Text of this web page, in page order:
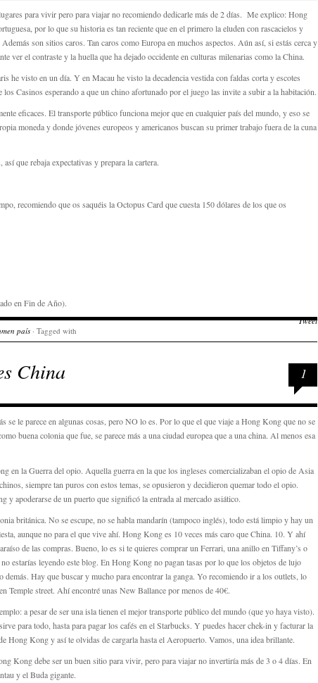
para vivir pero para viajar no recomiendo dedicarle más de 2 días. Me explico: Hong
por lo que su historia es tan reciente que en el primero la eluden con rascacielos y
son sitios caros. Tan caros como Europa en muchos aspectos. Aún así, si estás cerca y
ver el contraste y la huella que ha dejado occidente en culturas milenarias como la China.
he visto en un día. Y en Macau he visto la decadencia vestida con faldas corta y escotes
los Casinos esperando a que un chino afortunado por el juego las invite a subir a la habitación.
eficaces. El transporte público funciona mejor que en cualquier país del mundo, y eso se
moneda y donde jóvenes europeos y americanos buscan su primer trabajo fuera de la cuna
que rebaja expectativas y prepara la cartera.
recomiendo que os saquéis la Octopus Card que cuesta 150 dólares de los que os
en Fin de Año).
Tweet
país · Tagged with
1
China
le parece en algunas cosas, pero NO lo es. Por lo que el que viaje a Hong Kong que no se
buena colonia que fue, se parece más a una ciudad europea que a una china. Al menos esa
en la Guerra del opio. Aquella guerra en la que los ingleses comercializaban el opio de Asia
siempre tan puros con estos temas, se opusieron y decidieron quemar todo el opio.
y apoderarse de un puerto que significó la entrada al mercado asiático.
británica. No se escupe, no se habla mandarín (tampoco inglés), todo está limpio y hay un
aunque no para el que vive ahí. Hong Kong es 10 veces más caro que China. 10. Y ahí
de las compras. Bueno, lo es si te quieres comprar un Ferrari, una anillo en Tiffany’s o
estarías leyendo este blog. En Hong Kong no pagan tasas por lo que los objetos de lujo
demás. Hay que buscar y mucho para encontrar la ganga. Yo recomiendo ir a los outlets, lo
Temple street. Ahí encontré unas New Ballance por menos de 40€.
a pesar de ser una isla tienen el mejor transporte público del mundo (que yo haya visto).
para todo, hasta para pagar los cafés en el Starbucks. Y puedes hacer chek-in y facturar la
Hong Kong y así te olvidas de cargarla hasta el Aeropuerto. Vamos, una idea brillante.
Kong debe ser un buen sitio para vivir, pero para viajar no invertiría más de 3 o 4 días. En
y el Buda gigante.